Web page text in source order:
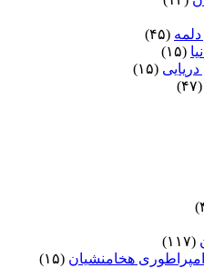
(۴۵)
(۱۵)
(۱۵)
(۴۷)
(۱۱۷)
هخامنشیان (۱۵)